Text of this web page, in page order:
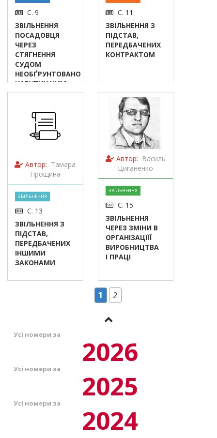
1 2
С. 9
ЗВІЛЬНЕННЯ
ПОСАДОВЦЯ
ЧЕРЕЗ
СТЯГНЕННЯ
СУДОМ
НЕОБҐРУНТОВАНО
НАБУТИХ НИМ
АКТИВІВ
С. 11
ЗВІЛЬНЕННЯ З
ПІДСТАВ,
ПЕРЕДБАЧЕНИХ
КОНТРАКТОМ
Автор: Тамара
Прощина
ЗВІЛЬНЕННЯ
С. 13
ЗВІЛЬНЕННЯ З
ПІДСТАВ,
ПЕРЕДБАЧЕНИХ
ІНШИМИ
ЗАКОНАМИ
Автор: Василь
Циганенко
ЗВІЛЬНЕННЯ
С. 15
ЗВІЛЬНЕННЯ
ЧЕРЕЗ ЗМІНИ В
ОРГАНІЗАЦІЇЇ
ВИРОБНИЦТВА
І ПРАЦІ
Усі номери за 2026
Усі номери за 2025
Усі номери за 2024